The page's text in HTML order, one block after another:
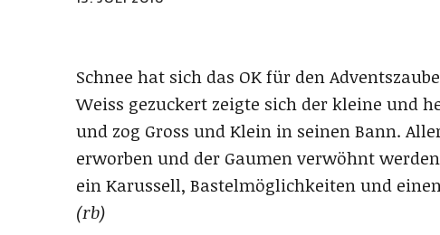
Schnee hat sich das OK für den
Weiss gezuckert zeigte sich der kleine und
und zog Gross und Klein in seinen Bann.
erworben und der Gaumen verwöhnt
ein Karussell, Bastelmöglichkeiten und
(rb)